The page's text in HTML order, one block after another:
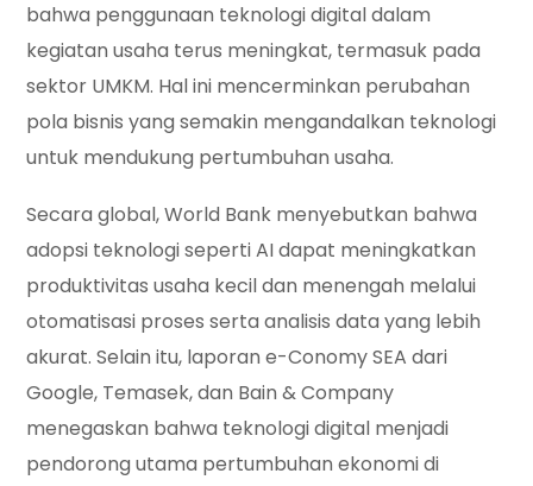
bahwa penggunaan teknologi digital dalam
kegiatan usaha terus meningkat, termasuk pada
sektor UMKM. Hal ini mencerminkan perubahan
pola bisnis yang semakin mengandalkan teknologi
untuk mendukung pertumbuhan usaha.
Secara global, World Bank menyebutkan bahwa
adopsi teknologi seperti AI dapat meningkatkan
produktivitas usaha kecil dan menengah melalui
otomatisasi proses serta analisis data yang lebih
akurat. Selain itu, laporan e-Conomy SEA dari
Google, Temasek, dan Bain & Company
menegaskan bahwa teknologi digital menjadi
pendorong utama pertumbuhan ekonomi di